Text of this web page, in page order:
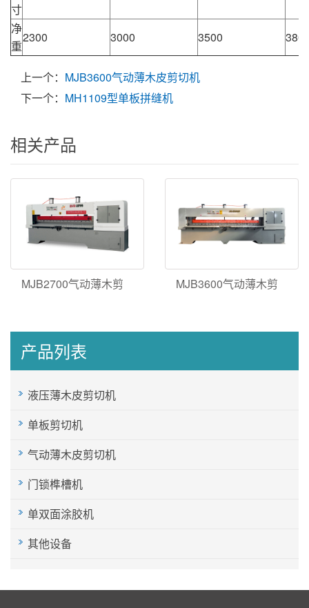
寸
净
重
2300 3000 3500
上一个： MJB3600气动薄木皮剪切机
下一个： MH1109型单板拼缝机
相关产品
MJB2700气动薄木剪 MJB3600气动薄木剪
产品列表
液压薄木皮剪切机
单板剪切机
气动薄木皮剪切机
门锁榫槽机
单双面涂胶机
其他设备